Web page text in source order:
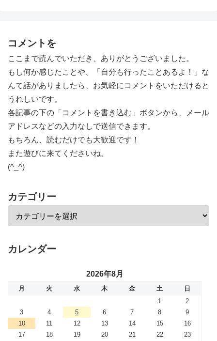
コメントを
ここまで読んでいただき、ありがとうございました。
もし何か感じたことや、「自分も行ったことあるよ！」な
んて話がありましたら、お気軽にコメントをいただけると
うれしいです。
各記事の下の「コメントを書き込む」ボタンから、メール
アドレスなどの入力なしで送信できます。
もちろん、読むだけでも大歓迎です！
また遊びに来てくださいね。
(^_^)
カテゴリー
カレンダー
2026年8月
月 火 水 木 金 土
日
1
2
3
4 5 6 7 8
9
10
11 12 13 14 15
16
17
18 19 20 21 22
23